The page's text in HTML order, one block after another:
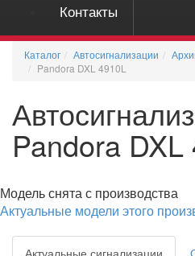
Контакты
Каталог Автосигнализации
Pandora DXL 4910L
Pandora DXL
Модель снята с производства
Актуальные модели этого
Актуальные сигнализации